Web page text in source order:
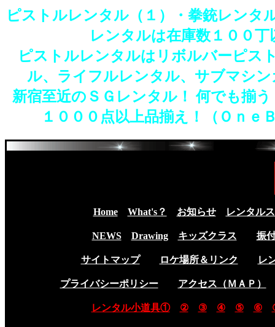
ピストルレンタル（１）・拳銃レンタ
レンタルは在庫数１００
ピストルレンタルはリボルバーピス
ル、ライフルレンタル、サブマシ
新宿至近のＳＧレンタル！ 何でも揃
１０００点以上品揃え！（Ｏｎｅ
Home What's？ お知らせ レンタル
NEWS Drawing キッズクラス 振
サイトマップ ロケ場所＆リンク レ
プライバシーポリシー アクセス（ＭＡＰ）
レンタル小道具① ② ③ ④ ⑤ ⑥